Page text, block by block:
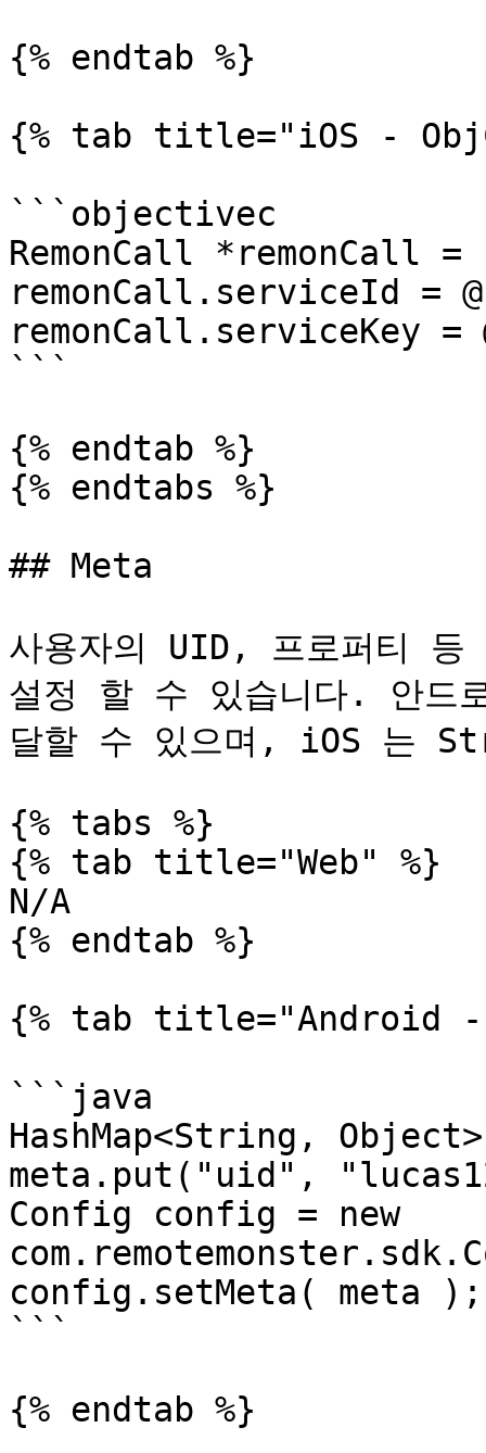
{% endtab %}
{% tab title="iOS -
```objectivec
RemonCall
remonCall.serviceId =
remonCall.serviceKey =
```
{% endtab %}
{% endtabs %}
## Meta
사용자의 UID, 프로퍼티 등
설정 할 수 있습니다. 안드
달할 수 있으며, iOS 는
{% tabs %}
{% tab title="Web" %}
N/A
{% endtab %}
{% tab title="Android -
```java
HashMap<String,
meta.put("uid",
Config config = new
config.setMeta( meta );
```
{% endtab %}